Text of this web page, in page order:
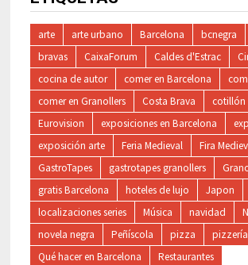
arte arte urbano Barcelona bcnegra
bravas
CaixaForum Caldes d'Estrac
cocina de autor
comer en Barcelona
comer en Granollers
Costa Brava cotillón
Eurovision
exposiciones en Barcelona
exposición arte
Feria Medieval
Fira
GastroTapes
gastrotapes granollers
gratis Barcelona
hoteles de lujo Japon
localizaciones series
Música navidad
novela negra
Peñíscola pizza pizzería
Qué hacer en Barcelona
Restaurantes